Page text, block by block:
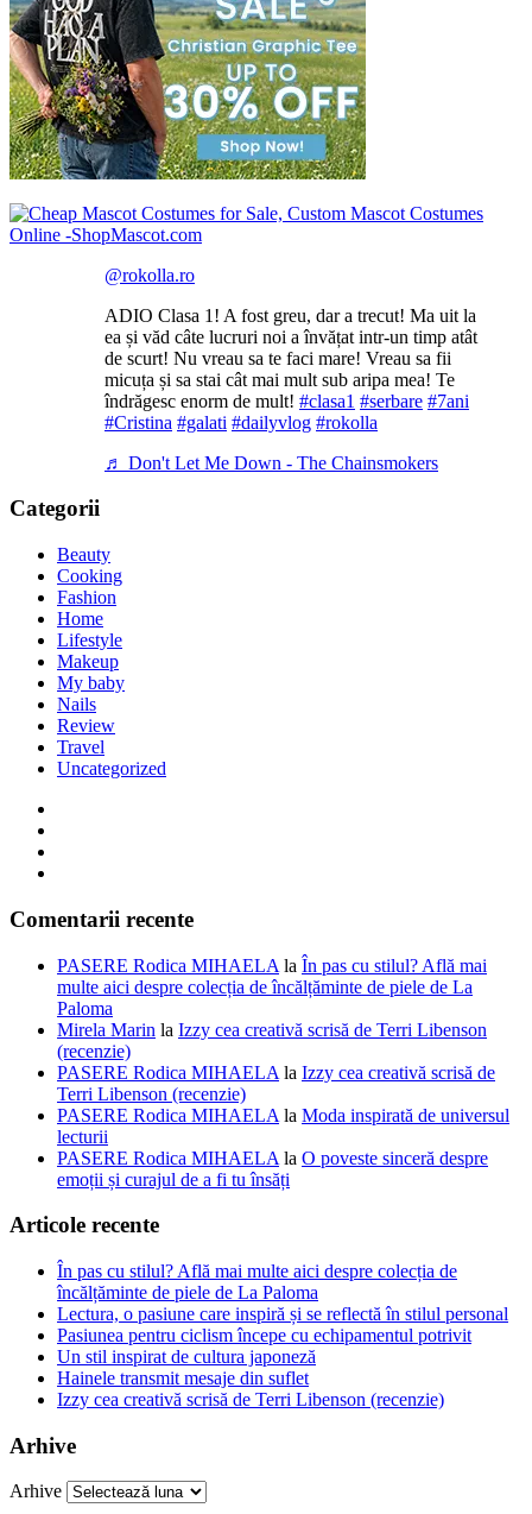
@rokolla.ro
ADIO Clasa 1! A fost greu, dar a trecut! Ma uit la
ea și văd câte lucruri noi a învățat intr-un timp atât
de scurt! Nu vreau sa te faci mare! Vreau sa fii
micuța și sa stai cât mai mult sub aripa mea! Te
îndrăgesc enorm de mult! #clasa1 #serbare #7ani
#Cristina #galati #dailyvlog #rokolla
♬ Don't Let Me Down - The Chainsmokers
Categorii
Beauty
Cooking
Fashion
Home
Lifestyle
Makeup
My baby
Nails
Review
Travel
Uncategorized
Comentarii recente
PASERE Rodica MIHAELA la În pas cu stilul? Află mai
multe aici despre colecția de încălțăminte de piele de La
Paloma
Mirela Marin la Izzy cea creativă scrisă de Terri Libenson
(recenzie)
PASERE Rodica MIHAELA la Izzy cea creativă scrisă de
Terri Libenson (recenzie)
PASERE Rodica MIHAELA la Moda inspirată de universul
lecturii
PASERE Rodica MIHAELA la O poveste sinceră despre
emoții și curajul de a fi tu însăți
Articole recente
În pas cu stilul? Află mai multe aici despre colecția de
încălțăminte de piele de La Paloma
Lectura, o pasiune care inspiră și se reflectă în stilul personal
Pasiunea pentru ciclism începe cu echipamentul potrivit
Un stil inspirat de cultura japoneză
Hainele transmit mesaje din suflet
Izzy cea creativă scrisă de Terri Libenson (recenzie)
Arhive
Arhive